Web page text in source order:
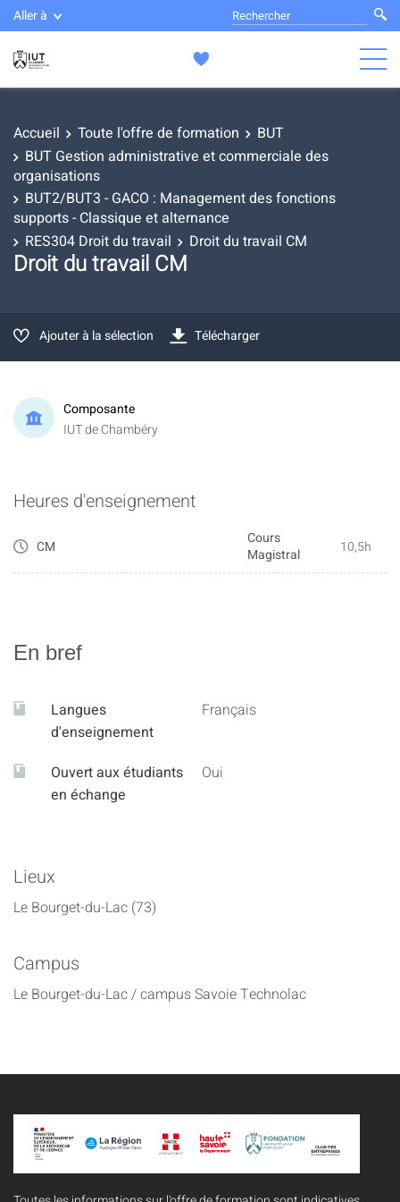
Aller à
Accueil Toute l'offre de formation
BUT
BUT Gestion administrative et commerciale des
organisations
BUT2/BUT3 - GACO : Management des fonctions
supports - Classique et alternance
RES304 Droit du travail
Droit du travail CM
Droit du travail CM
Ajouter à la sélection Télécharger
Composante
IUT de Chambéry
Heures d'enseignement
CM
Cours
Magistral
10,5h
En bref
Langues
d'enseignement
Français
Ouvert aux étudiants
en échange
Oui
Lieux
Le Bourget-du-Lac (73)
Campus
Le Bourget-du-Lac / campus Savoie Technolac